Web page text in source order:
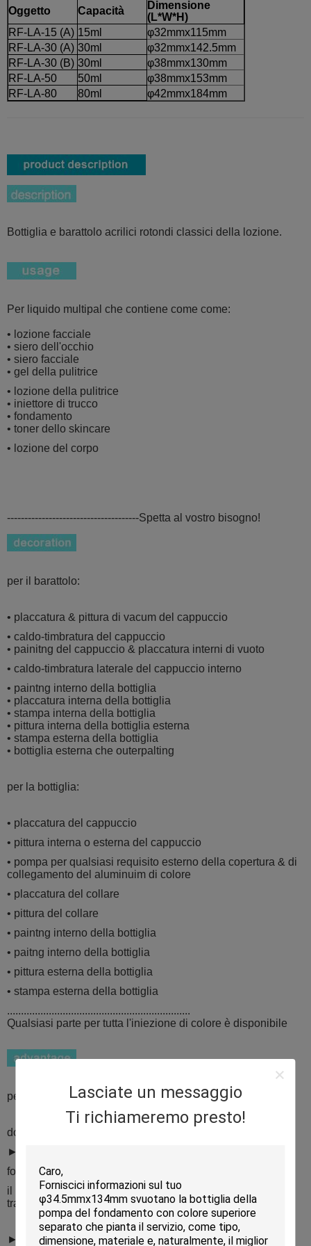
Lasciate un messaggio
Ti richiameremo presto!
Oggetto Capacità
Dimensione
(L*W*H)
RF-LA-15 (A) 15ml
φ32mmx115mm
RF-LA-30 (A) 30ml
φ32mmx142.5mm
RF-LA-30 (B) 30ml
φ38mmx130mm
RF-LA-50
50ml
φ38mmx153mm
RF-LA-80
80ml
φ42mmx184mm
Bottiglia e barattolo acrilici rotondi classici della lozione.
Per liquido multipal che contiene come come:
• lozione facciale
• siero dell'occhio
• siero facciale
• gel della pulitrice
• lozione della pulitrice
• iniettore di trucco
• fondamento
• toner dello skincare
• lozione del corpo
--------------------------------------Spetta al vostro bisogno!
per il barattolo:
• placcatura & pittura di vacum del cappuccio
• caldo-timbratura del cappuccio
• painitng del cappuccio & placcatura interni di vuoto
• caldo-timbratura laterale del cappuccio interno
• paintng interno della bottiglia
• placcatura interna della bottiglia
• stampa interna della bottiglia
• pittura interna della bottiglia esterna
• stampa esterna della bottiglia
• bottiglia esterna che outerpalting
per la bottiglia:
• placcatura del cappuccio
• pittura interna o esterna del cappuccio
• pompa per qualsiasi requisito esterno della copertura & di
collegamento del aluminuim di colore
• placcatura del collare
• pittura del collare
• paintng interno della bottiglia
• paitng interno della bottiglia
• pittura esterna della bottiglia
• stampa esterna della bottiglia
..................................................................
Qualsiasi parte per tutta l'iniezione di colore è disponibile
per il barattolo:
doppio strato del ► con lo strato esterno acrilico
► opzioni di capacità 30g e 50g di 20g
forma rotonda clasiic del ► per gli usi multipli
il ► tutta l'iniezione di colore include il barattolo
trasparente
► adatto amulti-liquido come come il fondamento, siero,